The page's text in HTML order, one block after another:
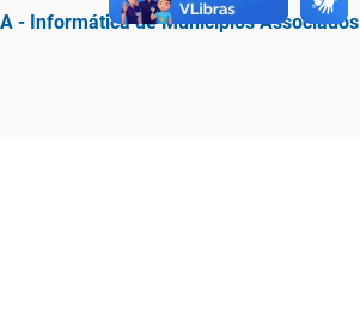
- Informática de Municípios Associados